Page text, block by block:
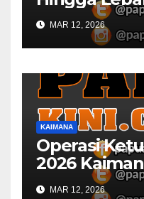
MAR 12, 2026
KAIMANA
Operasi
2026
Personil
MAR 12, 2026